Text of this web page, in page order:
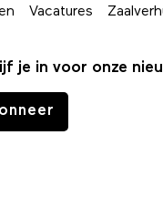
Vacatures
je in voor onze